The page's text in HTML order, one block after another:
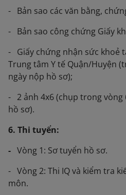
- Bản sao các văn bằng,
- Bản sao công chứng Giấy
- Giấy chứng nhận sức khoẻ
Trung tâm Y tế Quận/Huyện
ngày nộp hồ sơ);
- 2 ảnh 4x6 (chụp trong vòng
hồ sơ).
6. Thi tuyển:
- Vòng 1: Sơ tuyển hồ sơ.
- Vòng 2: Thi IQ và kiểm tra
môn.